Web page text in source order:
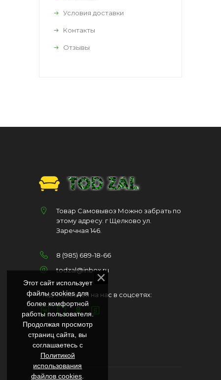
Условия доставки
Контакты
Отзывы
Товар Самовывоз Можно забрать по
этому адресу. г Щелково ул.
Заречная 146.
8 (985) 689-18-66
todzal@inbox.ru
Подписывайся на нас в соцсетях:
Этот сайт использует
файлы cookies для
более комфортной
работы пользователя.
Продолжая просмотр
страниц сайта, вы
соглашаетесь с
Политикой
использования
файлов cookies